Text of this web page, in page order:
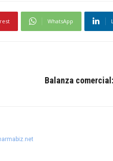
WhatsApp
Balanza